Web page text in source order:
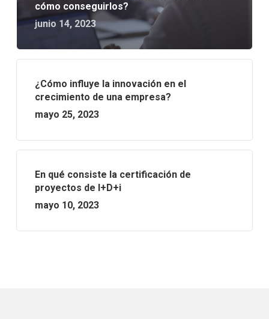
cómo conseguirlos?
junio 14, 2023
¿Cómo influye la innovación en el
crecimiento de una empresa?
mayo 25, 2023
En qué consiste la certificación de
proyectos de I+D+i
mayo 10, 2023